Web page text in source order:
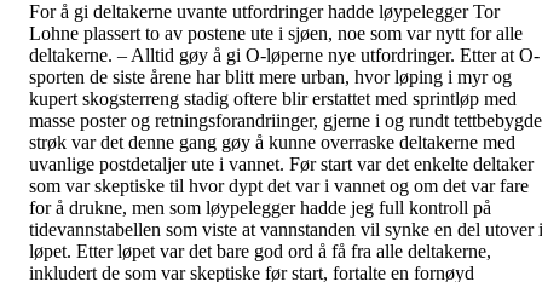
For å gi deltakerne uvante utfordringer hadde løypelegger Tor
Lohne plassert to av postene ute i sjøen, noe som var nytt for alle
deltakerne. – Alltid gøy å gi O-løperne nye utfordringer. Etter at O-
sporten de siste årene har blitt mere urban, hvor løping i myr og
kupert skogsterreng stadig oftere blir erstattet med sprintløp med
masse poster og retningsforandriinger, gjerne i og rundt tettbebygde
strøk var det denne gang gøy å kunne overraske deltakerne med
uvanlige postdetaljer ute i vannet. Før start var det enkelte deltaker
som var skeptiske til hvor dypt det var i vannet og om det var fare
for å drukne, men som løypelegger hadde jeg full kontroll på
tidevannstabellen som viste at vannstanden vil synke en del utover i
løpet. Etter løpet var det bare god ord å få fra alle deltakerne,
inkludert de som var skeptiske før start, fortalte en fornøyd